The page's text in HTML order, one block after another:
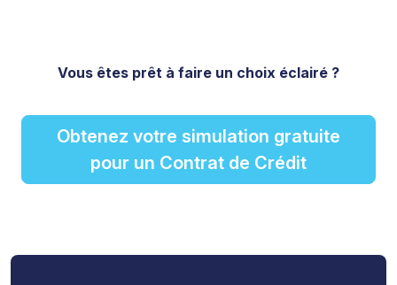
Vous êtes prêt à faire un choix éclairé ?
Obtenez votre simulation gratuite
pour un Contrat de Crédit